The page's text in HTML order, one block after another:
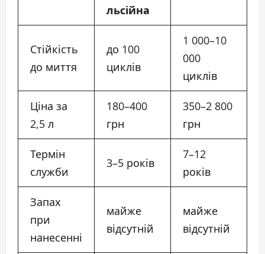
льсійна
Стійкість
до миття
до 100
циклів
1 000–10
000
циклів
Ціна за
2,5 л
180–400
грн
350–2 800
грн
Термін
служби
3–5 років
7–12
років
Запах
при
нанесенні
майже
відсутній
майже
відсутній